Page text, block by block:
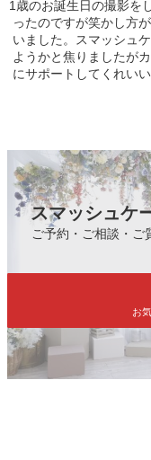
1歳のお誕生日の撮影を
ったのですが笑かし方
いました。スマッシュ
ようかと焦りましたが
にサポートしてくれい
スマッシュケ
ご予約・ご相談・ご
お